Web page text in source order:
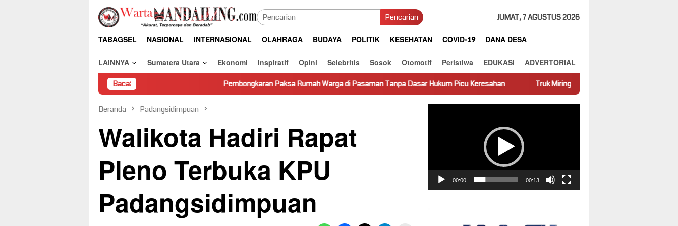
Loncat
konten
Pencarian JUMAT, 7 AGUSTUS 2026
TABAGSEL NASIONAL INTERNASIONAL OLAHRAGA BUDAYA POLITIK KESEHATAN COVID-19
DANA DESA
LAINNYA
Sumatera Utara Ekonomi Inspiratif Opini Selebritis Sosok Otomotif Peristiwa EDUKASI ADVERTORIAL
Baca: Pembongkaran Paksa Rumah Warga di Pasaman Tanpa Dasar Hukum Picu Keresahan Truk Miring Hambat Arus Lalu Lintas di Jalan Panti–Simpang
Beranda Padangsidimpuan
Walikota Hadiri Rapat
Pleno Terbuka KPU
Padangsidimpuan
00:00 00:13